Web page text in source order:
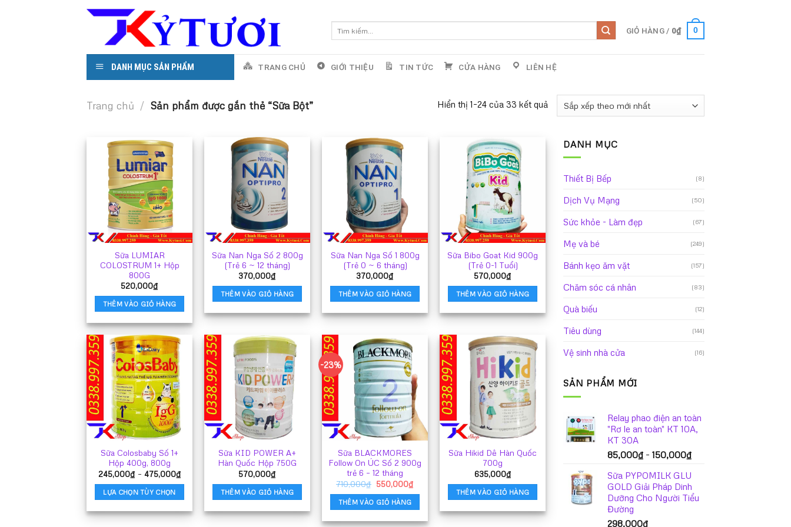
kiếm:
GIỎ HÀNG / 0₫ 0
DANH MỤC SẢN PHẨM TRANG CHỦ GIỚI THIỆU TIN TỨC CỬA HÀNG LIÊN HỆ
Trang chủ / Sản phẩm được gắn thẻ “Sữa Bột” Hiển thị 1–24 của 33 kết quả
Sữa LUMIAR
COLOSTRUM 1+ Hộp
800G
520,000₫
THÊM VÀO GIỎ HÀNG
Sữa Nan Nga Số 2 800g
(Trẻ 6 ~ 12 tháng)
370,000₫
THÊM VÀO GIỎ HÀNG
Sữa Nan Nga Số 1 800g
(Trẻ 0 ~ 6 tháng)
370,000₫
THÊM VÀO GIỎ HÀNG
Sữa Bibo Goat Kid 900g
(Trẻ 0-1 Tuổi)
570,000₫
THÊM VÀO GIỎ HÀNG
Sữa Colosbaby Số 1+
Hộp 400g, 800g
245,000₫ – 475,000₫Khoảng
giá:
475,000₫
LỰA CHỌN TÙY CHỌN
phẩm
Sữa KID POWER A+
Hàn Quốc Hộp 750G
570,000₫
THÊM VÀO GIỎ HÀNG
-23%
Sữa BLACKMORES
Follow On ÚC Số 2 900g
trẻ 6 – 12 tháng
710,000₫ Giá
là:
710,000₫.
550,000₫
550,000₫.
THÊM VÀO GIỎ HÀNG
Sữa Hikid Dê Hàn Quốc
700g
635,000₫
THÊM VÀO GIỎ HÀNG
DANH MỤC
Thiết Bị Bếp (8)
Dịch Vụ Mạng (50)
Sức khỏe - Làm đẹp (67)
Mẹ và bé (249)
Bánh kẹo ăm vặt (157)
Chăm sóc cá nhân (83)
Quà biếu (12)
Tiêu dùng (144)
Vệ sinh nhà cửa (16)
SẢN PHẨM MỚI
Relay phao điện an toàn
"Rơ le an toàn" KT 10A,
KT 30A
85,000₫ – 150,000₫Khoảng
85,000₫
đến
Sữa PYPOMILK GLU
GOLD Giải Pháp Dinh
Dưỡng Cho Người Tiểu
Đường
298,000₫